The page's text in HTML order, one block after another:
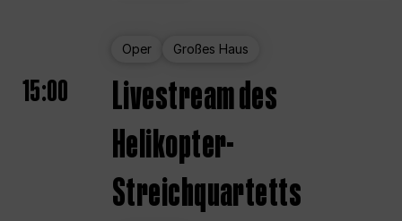
Oper Großes Haus
15:00
Livestream des
Helikopter-
Streichquartetts